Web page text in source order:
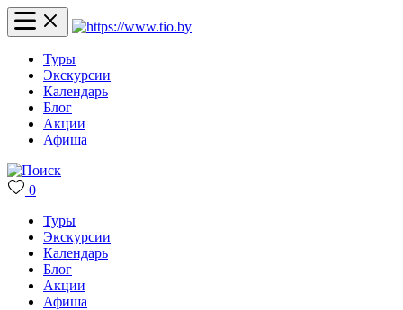
Туры
Экскурсии
Календарь
Блог
Акции
Афиша
0
Туры
Экскурсии
Календарь
Блог
Акции
Афиша